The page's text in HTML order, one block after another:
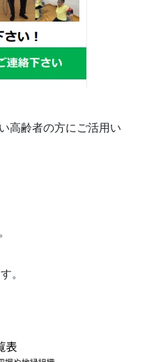
高齢者の方にご活用い
。